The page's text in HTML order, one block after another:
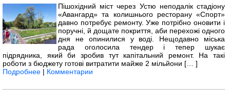
Пішохідний міст через Устю неподалік стадіону
«Авангард» та колишнього ресторану «Спорт»
давно потребує ремонту. Уже потрібно оновити і
поручні, й дощате покриття, аби перехожі одного
дня не опинилися у воді. Нещодавно міська
рада оголосила тендер і тепер шукає
підрядника, який би зробив тут капітальний ремонт. На такі
роботи з бюджету готові витратити майже 2 мільйони [… ]
Подробнее | Комментарии